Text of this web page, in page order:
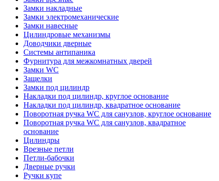
Замки накладные
Замки электромеханические
Замки навесные
Цилиндровые механизмы
Доводчики дверные
Системы антипаника
Фурнитура для межкомнатных дверей
Замки WC
Защелки
Замки под цилиндр
Накладки под цилиндр, круглое основание
Накладки под цилиндр, квадратное основание
Поворотная ручка WC для санузлов, круглое основание
Поворотная ручка WC для санузлов, квадратное
основание
Цилиндры
Врезные петли
Петли-бабочки
Дверные ручки
Ручки купе